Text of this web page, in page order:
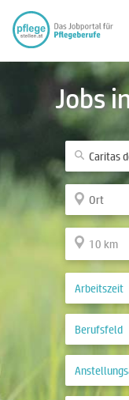
Jobs